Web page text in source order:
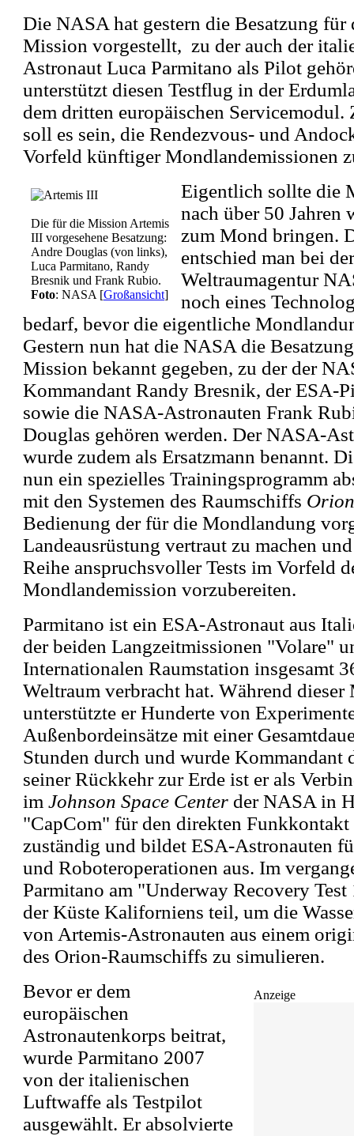
Die NASA hat gestern die Besatzung
Mission vorgestellt, zu der auch der
Astronaut Luca Parmitano als Pilot
unterstützt diesen Testflug in der
dem dritten europäischen
soll es sein, die Rendezvous- und
Vorfeld künftiger Mondlandemissionen
Die für die Mission Artemis
III vorgesehene Besatzung:
Andre Douglas (von links),
Luca Parmitano, Randy
Bresnik und Frank Rubio.
Foto: NASA [Großansicht]
Eigentlich sollte die
nach über 50 Jahren
zum Mond bringen.
entschied man bei
Weltraumagentur
noch eines
bedarf, bevor die eigentliche
Gestern nun hat die NASA die
Mission bekannt gegeben, zu der der
Kommandant Randy Bresnik, der ESA-
sowie die NASA-Astronauten Frank
Douglas gehören werden. Der NASA-
wurde zudem als Ersatzmann benannt.
nun ein spezielles Trainingsprogramm
mit den Systemen des Raumschiffs Orion
Bedienung der für die Mondlandung
Landeausrüstung vertraut zu machen
Reihe anspruchsvoller Tests im Vorfeld
Mondlandemission vorzubereiten.
Parmitano ist ein ESA-Astronaut aus
der beiden Langzeitmissionen "Volare"
Internationalen Raumstation insgesamt
Weltraum verbracht hat. Während dieser
unterstützte er Hunderte von
Außenbordeinsätze mit einer
Stunden durch und wurde Kommandant
seiner Rückkehr zur Erde ist er als
im Johnson Space Center der NASA in
"CapCom" für den direkten Funkkontakt
zuständig und bildet ESA-Astronauten
und Roboteroperationen aus. Im
Parmitano am "Underway Recovery
der Küste Kaliforniens teil, um die
von Artemis-Astronauten aus einem
des Orion-Raumschiffs zu simulieren.
Anzeige
Bevor er dem
europäischen
Astronautenkorps beitrat,
wurde Parmitano 2007
von der italienischen
Luftwaffe als Testpilot
ausgewählt. Er absolvierte